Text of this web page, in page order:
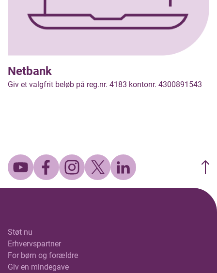
Netbank
Giv et valgfrit beløb på reg.nr. 4183 kontonr. 4300891543
Støt nu
Erhvervspartner
For børn og forældre
Giv en mindegave